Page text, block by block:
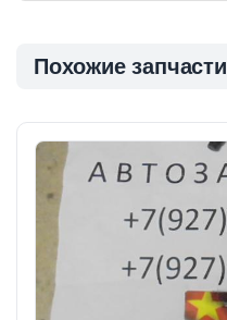
Похожие запчасти